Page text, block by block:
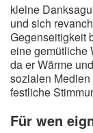
kleine
und sich
Gegenseitigkeit
eine gemütliche
da er Wärme
sozialen
festliche
Für wen